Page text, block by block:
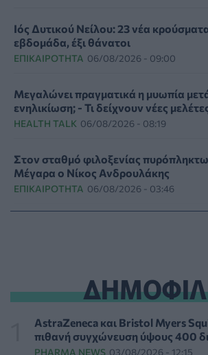
Ιός Δυτικού Νείλου: 23 νέα
εβδομάδα, έξι θάνατοι
ΕΠΙΚΑΙΡΌΤΗΤΑ 06/08/2026 - 09:00
Μεγαλώνει πραγματικά η μυωπία
ενηλικίωση; - Τι δείχνουν νέες
HEALTH TALK 06/08/2026 - 08:19
Στον σταθμό φιλοξενίας
Μέγαρα ο Νίκος Ανδρουλάκης
ΕΠΙΚΑΙΡΌΤΗΤΑ 06/08/2026 - 03:46
Binge-Watching και φαγητό: Τα
δεδομένα αποκαλύπτουν πολλά για
ΨΥΧΙΚΉ ΥΓΕΊΑ 05/08/2026 - 23:17
AstraZeneca και Bristol Myers
πιθανή συγχώνευση ύψους 400
PHARMA NEWS 03/08/2026 - 12:15